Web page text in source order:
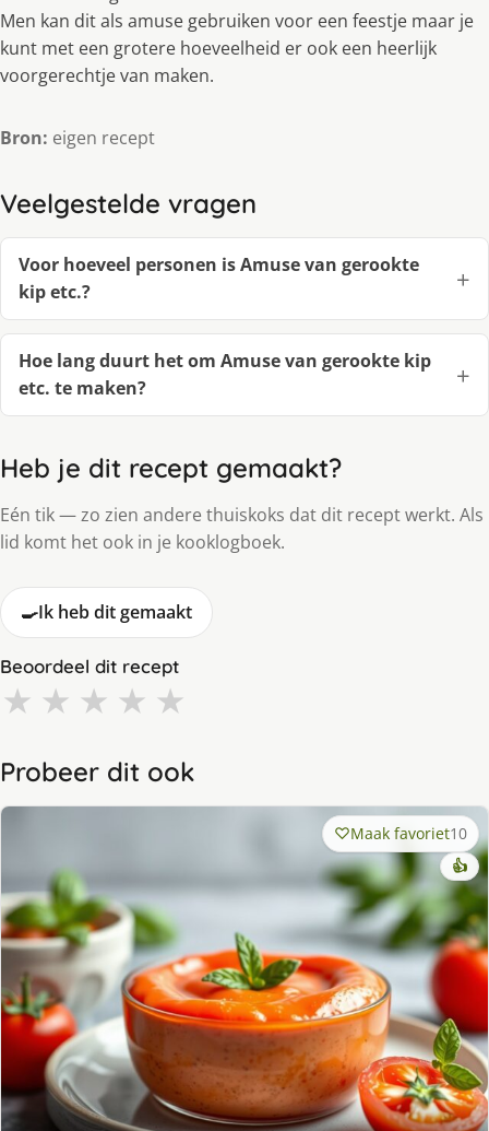
Men kan dit als amuse gebruiken voor een feestje maar je
kunt met een grotere hoeveelheid er ook een heerlijk
voorgerechtje van maken.
Bron: eigen recept
Veelgestelde vragen
Voor hoeveel personen is Amuse van gerookte
kip etc.?
Hoe lang duurt het om Amuse van gerookte kip
etc. te maken?
Heb je dit recept gemaakt?
Eén tik — zo zien andere thuiskoks dat dit recept werkt. Als
lid komt het ook in je kooklogboek.
🍳Ik heb dit gemaakt
Beoordeel dit recept
★ ★ ★ ★ ★
Probeer dit ook
Maak favoriet10
👍